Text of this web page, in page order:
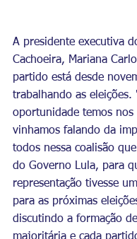
A presidente executiva
Cachoeira, Mariana
partido está desde
trabalhando as eleições.
oportunidade temos nos
vinhamos falando da
todos nessa coalisão
do Governo Lula, para
representação tivesse
para as próximas
discutindo a formação